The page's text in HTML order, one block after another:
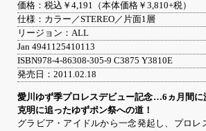
価格：税込￥4,191（本体価格￥3,810+税）
仕様：カラー／STEREO／片面1層
リージョン：ALL
Jan 4941125410113
ISBN978-4-86308-305-9 C3875 Y3810E
発売日：2011.02.18
愛川ゆず季プロレスデビュー記念…6ヵ月間に
克明に追ったゆずポン祭への道！
グラビア・アイドルから一念発起し、プロレ